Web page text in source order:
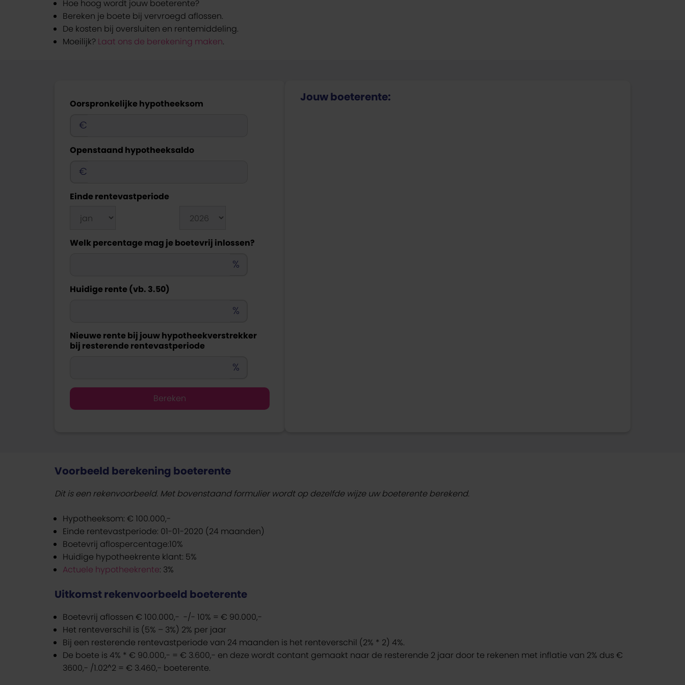
Hoe hoog wordt jouw boeterente?
Bereken je boete bij vervroegd aflossen.
De kosten bij oversluiten en rentemiddeling.
Moeilijk? Laat ons de berekening maken.
Oorspronkelijke hypotheeksom
€
Openstaand hypotheeksaldo
€
Einde rentevastperiode
Welk percentage mag je boetevrij inlossen?
%
Huidige rente (vb. 3.50)
%
Nieuwe rente bij jouw hypotheekverstrekker
bij resterende rentevastperiode
%
Jouw boeterente:
Voorbeeld berekening boeterente
Dit is een rekenvoorbeeld. Met bovenstaand formulier wordt op dezelfde wijze uw boeterente berekend.
Hypotheeksom: € 100.000,-
Einde rentevastperiode: 01-01-2020 (24 maanden)
Boetevrij aflospercentage:10%
Huidige hypotheekrente klant: 5%
Actuele hypotheekrente: 3%
Uitkomst rekenvoorbeeld boeterente
Boetevrij aflossen € 100.000,- -/- 10% = € 90.000,-
Het renteverschil is (5% – 3%) 2% per jaar
Bij een resterende rentevastperiode van 24 maanden is het renteverschil (2% * 2) 4%.
De boete is 4% * € 90.000,- = € 3.600,- en deze wordt contant gemaakt naar de resterende 2 jaar door te rekenen met inflatie van 2% dus €
3600,- /1.02^2 = € 3.460,- boeterente.